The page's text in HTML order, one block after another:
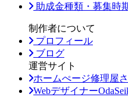
助成金種類・募集時
制作者について
プロフィール
ブログ
運営サイト
ホームぺージ修理屋
Webデザイナー